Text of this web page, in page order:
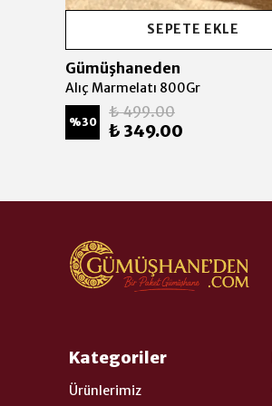
SEPETE EKLE
Gümüşhaneden
Alıç Marmelatı 800Gr
%30
₺ 499.00
₺ 349.00
Kategoriler
Ürünlerimiz